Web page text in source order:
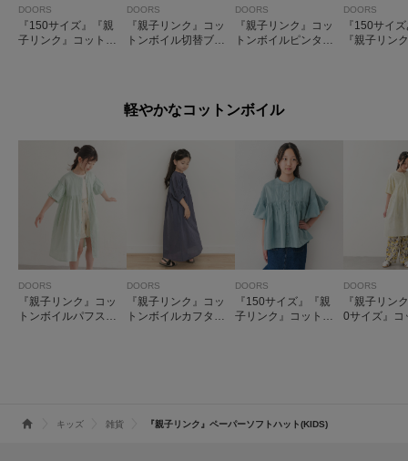
DOORS
『150サイズ』『親
子リンク』コットン
DOORS
『親子リンク』コッ
トンボイル切替ブラ
DOORS
『親子リンク』コッ
トンボイルピンタッ
DOORS
『150サイ
『親子リン
軽やかなコットンボイル
DOORS
『親子リンク』コッ
トンボイルパフスリ
DOORS
『親子リンク』コッ
トンボイルカフタン
DOORS
『150サイズ』『親
子リンク』コットン
DOORS
『親子リン
0サイズ』コ
キッズ 雑貨 『親子リンク』ペーパーソフトハット(KIDS)